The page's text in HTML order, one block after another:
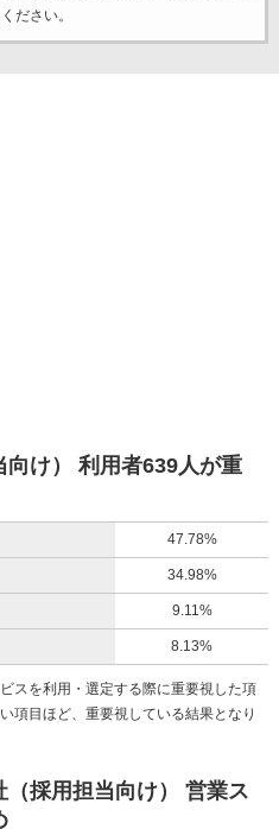
ださい。
向け） 利用者639人が重
47.78%
34.98%
9.11%
8.13%
スを利用・選定する際に重要視した項
項目ほど、重要視している結果となり
採用担当向け） 営業ス